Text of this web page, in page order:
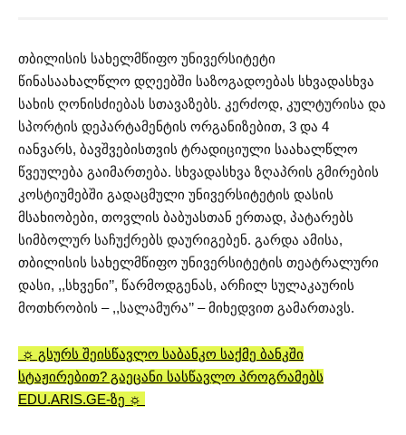
თბილისის სახელმწიფო უნივერსიტეტი
წინასაახალწლო დღეებში საზოგადოებას სხვადასხვა
სახის ღონისძიებას სთავაზებს. კერძოდ, კულტურისა და
სპორტის დეპარტამენტის ორგანიზებით, 3 და 4
იანვარს, ბავშვებისთვის ტრადიციული საახალწლო
წვეულება გაიმართება. სხვადასხვა ზღაპრის გმირების
კოსტიუმებში გადაცმული უნივერსიტეტის დასის
მსახიობები, თოვლის ბაბუასთან ერთად, პატარებს
სიმბოლურ საჩუქრებს დაურიგებენ. გარდა ამისა,
თბილისის სახელმწიფო უნივერსიტეტის თეატრალური
დასი, ,,სხვენი’’, წარმოდგენას, არჩილ სულაკაურის
მოთხრობის – ,,სალამურა’’ – მიხედვით გამართავს.
☼ გსურს შეისწავლო საბანკო საქმე ბანკში
სტაჟირებით? გაეცანი სასწავლო პროგრამებს
EDU.ARIS.GE-ზე ☼